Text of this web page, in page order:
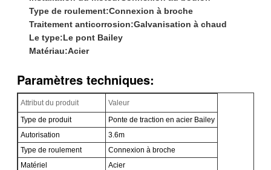
Type de roulement:Connexion à broche
Traitement anticorrosion:Galvanisation à chaud
Le type:Le pont Bailey
Matériau:Acier
Paramètres techniques:
Attribut du produit
Valeur
Type de produit
Ponte de traction en acier Bailey
Autorisation
3.6m
Type de roulement
Connexion à broche
Matériel
Acier